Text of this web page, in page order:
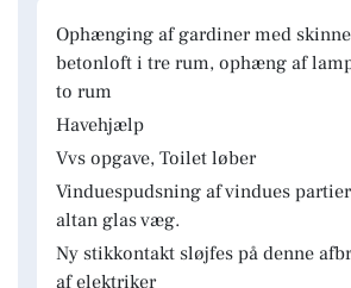
Ophænging af gardiner med
betonloft i tre rum, ophæng af
to rum
Havehjælp
Vvs opgave, Toilet løber
Vinduespudsning af vindues
altan glas væg.
Ny stikkontakt sløjfes på denne
af elektriker